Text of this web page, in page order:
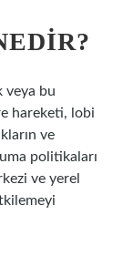
veya bu
hareketi, lobi
ve
politikaları
ve yerel